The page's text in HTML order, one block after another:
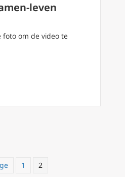
leven
foto om de video te
13: Samen-leven
1 2